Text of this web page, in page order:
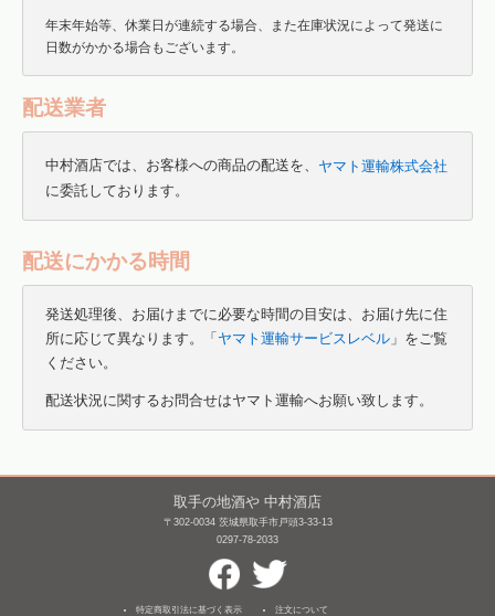
年末年始等、休業日が連続する場合、また在庫状況によって発送に
日数がかかる場合もございます。
配送業者
中村酒店では、お客様への商品の配送を、 ヤマト運輸株式会社
に委託しております。
配送にかかる時間
発送処理後、お届けまでに必要な時間の目安は、お届け先に住
所に応じて異なります。「 ヤマト運輸サービスレベル 」をご覧
ください。
配送状況に関するお問合せはヤマト運輸へお願い致します。
取手の地酒や 中村酒店
〒302-0034 茨城県取手市戸頭3-33-13
0297-78-2033
特定商取引法に基づく表示 注文について